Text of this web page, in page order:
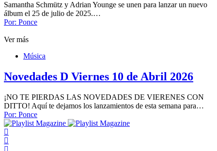
Samantha Schmütz y Adrian Younge se unen para lanzar un nuevo
álbum el 25 de julio de 2025.…
Por: Ponce
Ver más
Música
Novedades D Viernes 10 de Abril 2026
¡NO TE PIERDAS LAS NOVEDADES DE VIERENES CON
DITTO! Aquí te dejamos los lanzamientos de esta semana para…
Por: Ponce